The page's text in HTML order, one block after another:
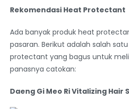
Rekomendasi Heat Protectant
Ada banyak produk heat
pasaran. Berikut adalah salah
protectant yang bagus untuk
panasnya catokan:
Daeng Gi Meo Ri Vitalizing Hair